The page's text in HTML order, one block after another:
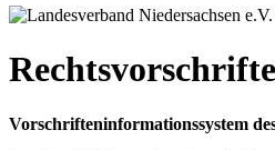
Vorschrifteninformationssystem